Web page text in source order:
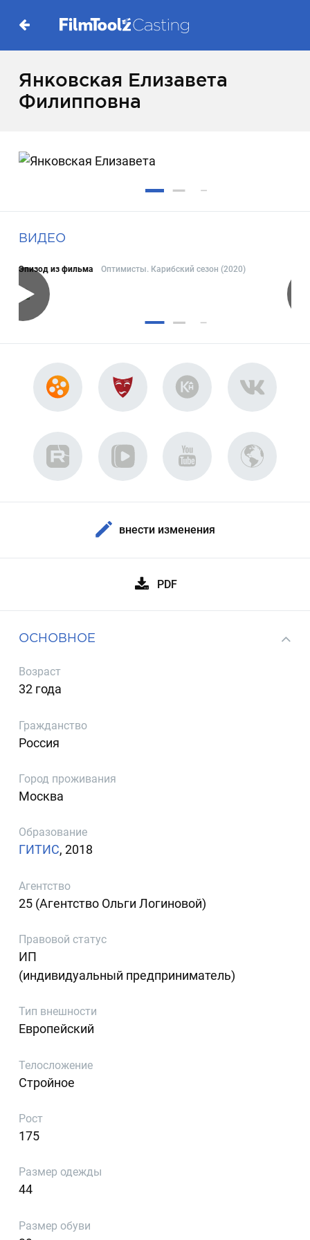
Янковская Елизавета
Филипповна
ВИДЕО
Эпизод из фильма Оптимисты. Карибский сезон (2020)
внести изменения
PDF
ОСНОВНОЕ
Возраст
32 года
Гражданство
Россия
Город проживания
Москва
Образование
ГИТИС, 2018
Агентство
25 (Агентство Ольги Логиновой)
Правовой статус
ИП
(индивидуальный предприниматель)
Тип внешности
Европейский
Телосложение
Стройное
Рост
175
Размер одежды
44
Размер обуви